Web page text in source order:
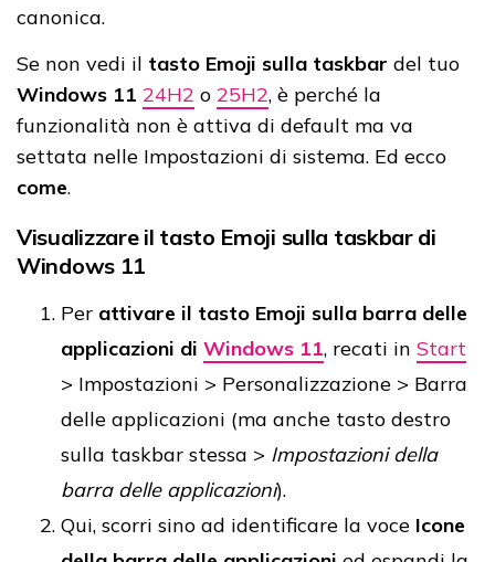
canonica.
Se non vedi il tasto Emoji sulla taskbar del tuo
Windows 11 24H2 o 25H2, è perché la
funzionalità non è attiva di default ma va
settata nelle Impostazioni di sistema. Ed ecco
come.
Visualizzare il tasto Emoji sulla taskbar di
Windows 11
Per attivare il tasto Emoji sulla barra delle
applicazioni di Windows 11, recati in Start
> Impostazioni > Personalizzazione > Barra
delle applicazioni (ma anche tasto destro
sulla taskbar stessa > Impostazioni della
barra delle applicazioni).
Qui, scorri sino ad identificare la voce Icone